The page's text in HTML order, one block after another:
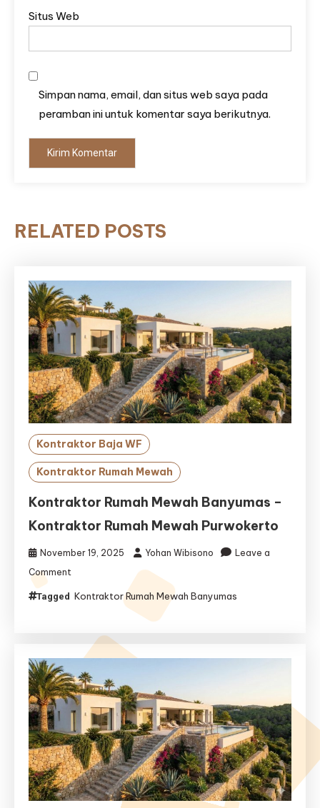
Situs Web
Simpan nama, email, dan situs web saya pada
peramban ini untuk komentar saya berikutnya.
RELATED POSTS
Kontraktor Baja WF
Kontraktor Rumah Mewah
Kontraktor Rumah Mewah Banyumas –
Kontraktor Rumah Mewah Purwokerto
November 19, 2025 Yohan Wibisono
Leave a
Comment
Rumah
Kontraktor
Rumah
Mewah
Purwokerto
Tagged Kontraktor Rumah Mewah Banyumas